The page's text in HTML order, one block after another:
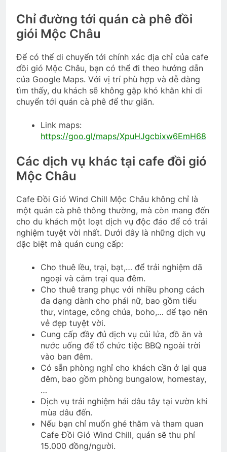
Chỉ đường tới quán cà phê đồi
giói Mộc Châu
Để có thể di chuyển tới chính xác địa chỉ của cafe
đồi gió Mộc Châu, bạn có thể đi theo hướng dẫn
của Google Maps. Với vị trí phù hợp và dễ dàng
tìm thấy, du khách sẽ không gặp khó khăn khi di
chuyển tới quán cà phê để thư giãn.
Link maps:
https://goo.gl/maps/XpuHJgcbixw6EmH68
Các dịch vụ khác tại cafe đồi gió
Mộc Châu
Cafe Đồi Gió Wind Chill Mộc Châu không chỉ là
một quán cà phê thông thường, mà còn mang đến
cho du khách một loạt dịch vụ độc đáo để có trải
nghiệm tuyệt vời nhất. Dưới đây là những dịch vụ
đặc biệt mà quán cung cấp:
Cho thuê lều, trại, bạt,… để trải nghiệm dã
ngoại và cắm trại qua đêm.
Cho thuê trang phục với nhiều phong cách
đa dạng dành cho phái nữ, bao gồm tiểu
thư, vintage, công chúa, boho,… để tạo nên
vẻ đẹp tuyệt vời.
Cung cấp đầy đủ dịch vụ củi lửa, đồ ăn và
nước uống để tổ chức tiệc BBQ ngoài trời
vào ban đêm.
Có sẵn phòng nghỉ cho khách cần ở lại qua
đêm, bao gồm phòng bungalow, homestay,
…
Dịch vụ trải nghiệm hái dâu tây tại vườn khi
mùa dâu đến.
Nếu bạn chỉ muốn ghé thăm và tham quan
Cafe Đồi Gió Wind Chill, quán sẽ thu phí
15.000 đồng/người.